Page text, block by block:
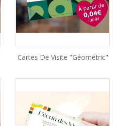
Cartes De Visite "Géométric"